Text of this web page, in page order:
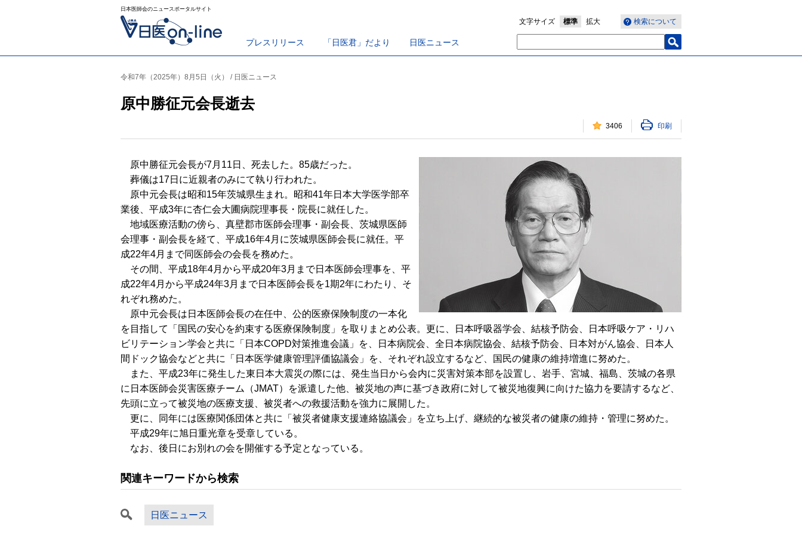
日本医師会のニュースポータルサイト
プレスリリース 「日医君」だより 日医ニュース
検索について
文字サイズ 標準 拡大
令和7年（2025年）8月5日（火） / 日医ニュース
原中勝征元会長逝去
3406 印刷
原中勝征元会長が7月11日、死去した。85歳だった。
葬儀は17日に近親者のみにて執り行われた。
原中元会長は昭和15年茨城県生まれ。昭和41年日本大学医学部卒
業後、平成3年に杏仁会大圃病院理事長・院長に就任した。
地域医療活動の傍ら、真壁郡市医師会理事・副会長、茨城県医師
会理事・副会長を経て、平成16年4月に茨城県医師会長に就任。平
成22年4月まで同医師会の会長を務めた。
その間、平成18年4月から平成20年3月まで日本医師会理事を、平
成22年4月から平成24年3月まで日本医師会長を1期2年にわたり、そ
れぞれ務めた。
原中元会長は日本医師会長の在任中、公的医療保険制度の一本化
を目指して「国民の安心を約束する医療保険制度」を取りまとめ公表。更に、日本呼吸器学会、結核予防会、日本呼吸ケア・リハ
ビリテーション学会と共に「日本COPD対策推進会議」を、日本病院会、全日本病院協会、結核予防会、日本対がん協会、日本人
間ドック協会などと共に「日本医学健康管理評価協議会」を、それぞれ設立するなど、国民の健康の維持増進に努めた。
また、平成23年に発生した東日本大震災の際には、発生当日から会内に災害対策本部を設置し、岩手、宮城、福島、茨城の各県
に日本医師会災害医療チーム（JMAT）を派遣した他、被災地の声に基づき政府に対して被災地復興に向けた協力を要請するなど、
先頭に立って被災地の医療支援、被災者への救援活動を強力に展開した。
更に、同年には医療関係団体と共に「被災者健康支援連絡協議会」を立ち上げ、継続的な被災者の健康の維持・管理に努めた。
平成29年に旭日重光章を受章している。
なお、後日にお別れの会を開催する予定となっている。
関連キーワードから検索
日医ニュース